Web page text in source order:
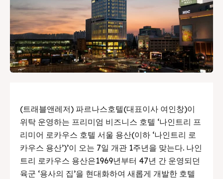
(트래블앤레저) 파르나스호텔(대표이사 여인창)이
위탁 운영하는 프리미엄 비즈니스 호텔 ‘나인트리 프
리미어 로카우스 호텔 서울 용산(이하 ‘나인트리 로
카우스 용산’)’이 오는 7일 개관 1주년을 맞는다. 나인
트리 로카우스 용산은1969년부터 47년 간 운영되던
육군 ‘용사의 집’을 현대화하여 새롭게 개발한 호텔